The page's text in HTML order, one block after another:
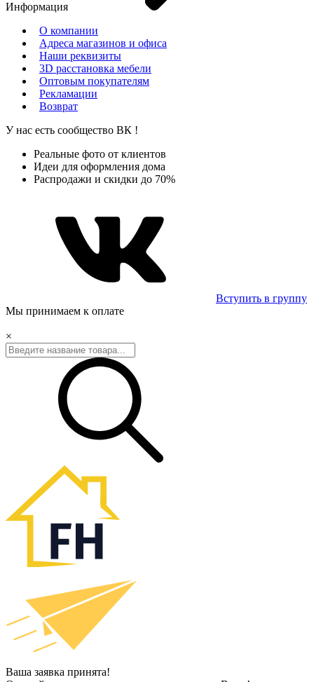
Информация
О компании
Адреса магазинов и офиса
Наши реквизиты
3D расстановка мебели
Оптовым покупателям
Рекламации
Возврат
У нас есть сообщество ВК !
Реальные фото от клиентов
Идеи для оформления дома
Распродажи и скидки до 70%
Вступить в группу
Мы принимаем к оплате
×
Ваша заявка принята!